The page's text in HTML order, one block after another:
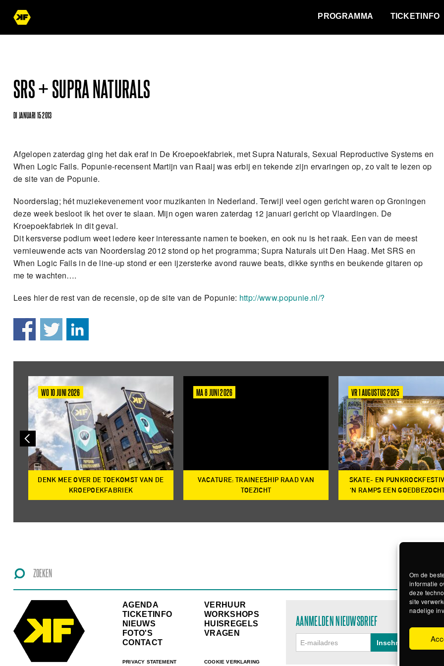
Om de
informatie
deze
site
nadelige
PROGRAMMA TICKETINFO
SRS + SUPRA NATURALS
DI JANUARI 15 2013
Afgelopen zaterdag ging het dak eraf in De Kroepoekfabriek, met Supra Naturals, Sexual Reproductive Systems en
When Logic Fails. Popunie-recensent Martijn van Raaij was erbij en tekende zijn ervaringen op, zo valt te lezen op
de site van de Popunie.
Noorderslag; hét muziekevenement voor muzikanten in Nederland. Terwijl veel ogen gericht waren op Groningen
deze week besloot ik het over te slaan. Mijn ogen waren zaterdag 12 januari gericht op Vlaardingen. De
Kroepoekfabriek in dit geval.
Dit kersverse podium weet iedere keer interessante namen te boeken, en ook nu is het raak. Een van de meest
vernieuwende acts van Noorderslag 2012 stond op het programma; Supra Naturals uit Den Haag. Met SRS en
When Logic Fails in de line-up stond er een ijzersterke avond rauwe beats, dikke synths en beukende gitaren op
me te wachten….
Lees hier de rest van de recensie, op de site van de Popunie: http://www.popunie.nl/?
WO 10 JUNI 2026
DENK MEE OVER DE TOEKOMST VAN DE
KROEPOEKFABRIEK
MA 8 JUNI 2026
VACATURE: TRAINEESHIP RAAD VAN
TOEZICHT
VR 1 AUGUSTUS 2025
SKATE- EN
‘N RAMPS EEN
AGENDA
TICKETINFO
NIEUWS
FOTO'S
CONTACT
PRIVACY STATEMENT
VERHUUR
WORKSHOPS
HUISREGELS
VRAGEN
COOKIE VERKLARING
AANMELDEN NIEUWSBRIEF